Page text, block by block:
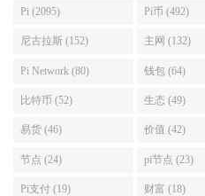
Pi (2095) Pi币 (492)
尼古拉斯 (152) 主网 (132)
Pi Network (80) 钱包 (64)
比特币 (52) 生态 (49)
易货 (46) 价值 (42)
节点 (24) pi节点 (23)
Pi支付 (19) 财富 (18)